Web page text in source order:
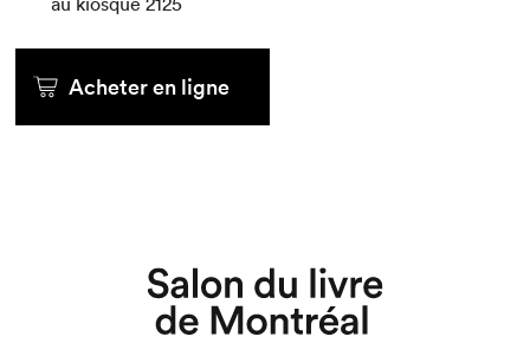
Que cherchez-vous?
Acheter en ligne